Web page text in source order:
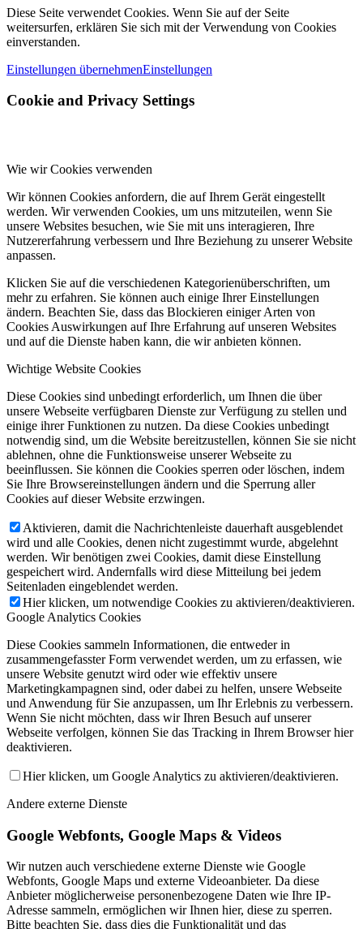
Diese Seite verwendet Cookies. Wenn Sie auf der Seite
weitersurfen, erklären Sie sich mit der Verwendung von Cookies
einverstanden.
Einstellungen übernehmenEinstellungen
Cookie and Privacy Settings
Wie wir Cookies verwenden
Wir können Cookies anfordern, die auf Ihrem Gerät eingestellt
werden. Wir verwenden Cookies, um uns mitzuteilen, wenn Sie
unsere Websites besuchen, wie Sie mit uns interagieren, Ihre
Nutzererfahrung verbessern und Ihre Beziehung zu unserer Website
anpassen.
Klicken Sie auf die verschiedenen Kategorienüberschriften, um
mehr zu erfahren. Sie können auch einige Ihrer Einstellungen
ändern. Beachten Sie, dass das Blockieren einiger Arten von
Cookies Auswirkungen auf Ihre Erfahrung auf unseren Websites
und auf die Dienste haben kann, die wir anbieten können.
Wichtige Website Cookies
Diese Cookies sind unbedingt erforderlich, um Ihnen die über
unsere Webseite verfügbaren Dienste zur Verfügung zu stellen und
einige ihrer Funktionen zu nutzen. Da diese Cookies unbedingt
notwendig sind, um die Website bereitzustellen, können Sie sie nicht
ablehnen, ohne die Funktionsweise unserer Webseite zu
beeinflussen. Sie können die Cookies sperren oder löschen, indem
Sie Ihre Browsereinstellungen ändern und die Sperrung aller
Cookies auf dieser Website erzwingen.
Aktivieren, damit die Nachrichtenleiste dauerhaft ausgeblendet
wird und alle Cookies, denen nicht zugestimmt wurde, abgelehnt
werden. Wir benötigen zwei Cookies, damit diese Einstellung
gespeichert wird. Andernfalls wird diese Mitteilung bei jedem
Seitenladen eingeblendet werden.
Hier klicken, um notwendige Cookies zu aktivieren/deaktivieren.
Google Analytics Cookies
Diese Cookies sammeln Informationen, die entweder in
zusammengefasster Form verwendet werden, um zu erfassen, wie
unsere Website genutzt wird oder wie effektiv unsere
Marketingkampagnen sind, oder dabei zu helfen, unsere Webseite
und Anwendung für Sie anzupassen, um Ihr Erlebnis zu verbessern.
Wenn Sie nicht möchten, dass wir Ihren Besuch auf unserer
Webseite verfolgen, können Sie das Tracking in Ihrem Browser hier
deaktivieren.
Hier klicken, um Google Analytics zu aktivieren/deaktivieren.
Andere externe Dienste
Google Webfonts, Google Maps & Videos
Wir nutzen auch verschiedene externe Dienste wie Google
Webfonts, Google Maps und externe Videoanbieter. Da diese
Anbieter möglicherweise personenbezogene Daten wie Ihre IP-
Adresse sammeln, ermöglichen wir Ihnen hier, diese zu sperren.
Bitte beachten Sie, dass dies die Funktionalität und das